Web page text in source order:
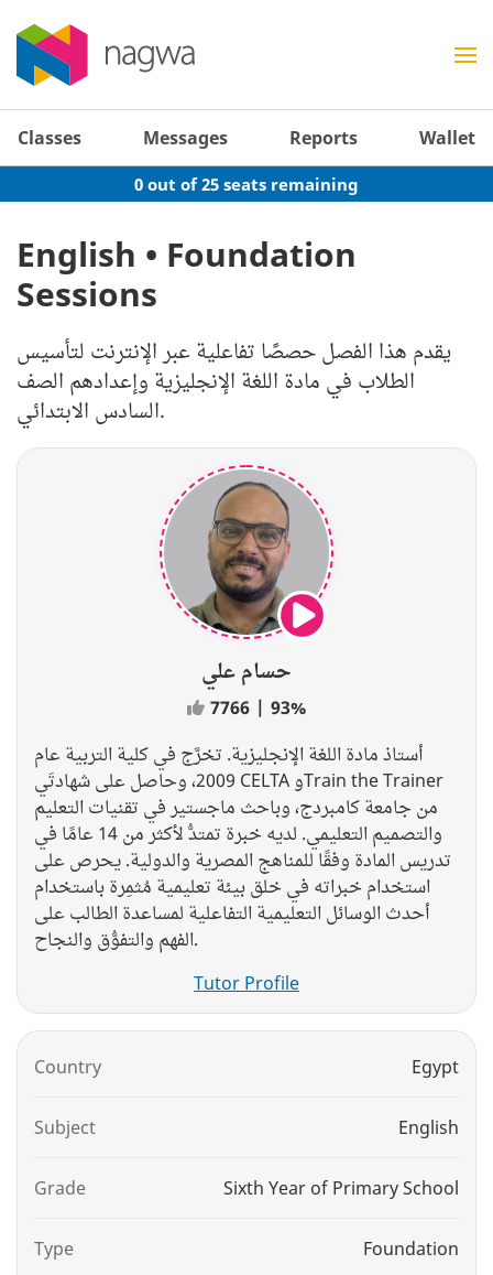
Classes Messages Reports Wallet
0 out of 25 seats remaining
English • Foundation
Sessions
يقدم هذا الفصل حصصًا تفاعلية عبر الإنترنت لتأسيس
الطلاب في مادة اللغة الإنجليزية وإعدادهم الصف
السادس الابتدائي.
حسام علي
7766 | 93%
أستاذ مادة اللغة الإنجليزية. تخرَّج في كلية التربية عام
2009، وحاصل على شهادتَي CELTA وTrain the Trainer
من جامعة كامبردج، وباحث ماجستير في تقنيات التعليم
والتصميم التعليمي. لديه خبرة تمتدُّ لأكثر من 14 عامًا في
تدريس المادة وفقًا للمناهج المصرية والدولية. يحرص على
استخدام خبراته في خلق بيئة تعليمية مُثمِرة باستخدام
أحدث الوسائل التعليمية التفاعلية لمساعدة الطالب على
الفهم والتفوُّق والنجاح.
Tutor Profile
Country Egypt
Subject English
Grade Sixth Year of Primary School
Type Foundation